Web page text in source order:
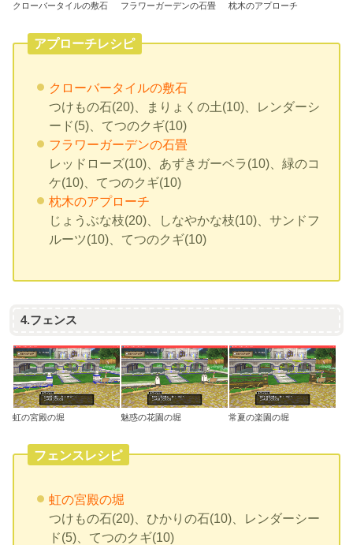
クローバータイルの敷石 フラワーガーデンの石畳 枕木のアプローチ
アプローチレシピ
クローバータイルの敷石
つけもの石(20)、まりょくの土(10)、レンダーシ
ード(5)、てつのクギ(10)
フラワーガーデンの石畳
レッドローズ(10)、あずきガーベラ(10)、緑のコ
ケ(10)、てつのクギ(10)
枕木のアプローチ
じょうぶな枝(20)、しなやかな枝(10)、サンドフ
ルーツ(10)、てつのクギ(10)
4.フェンス
虹の宮殿の堀 魅惑の花園の堀 常夏の楽園の堀
フェンスレシピ
虹の宮殿の堀
つけもの石(20)、ひかりの石(10)、レンダーシー
ド(5)、てつのクギ(10)